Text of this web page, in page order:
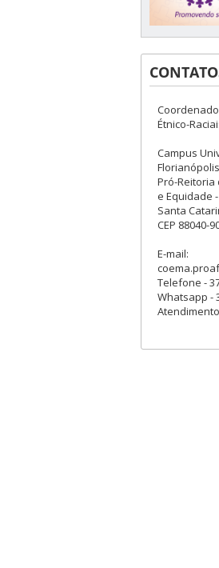
Étnico-
Campus
Florianópolis
Pró-Reitoria
e Equidade
Santa
CEP 88040-
E-mail:
Telefone -
Whatsapp -